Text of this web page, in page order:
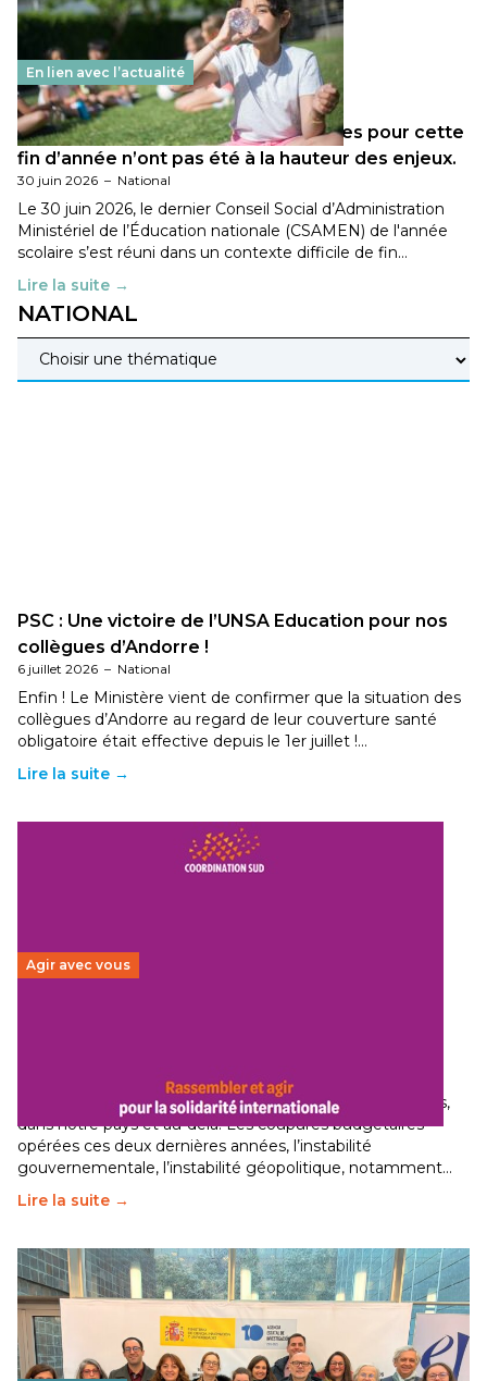
En lien avec l’actualité
Les décisions ministérielles attendues pour cette
fin d’année n’ont pas été à la hauteur des enjeux.
30 juin 2026 – National
Le 30 juin 2026, le dernier Conseil Social d’Administration
Ministériel de l’Éducation nationale (CSAMEN) de l'année
scolaire s’est réuni dans un contexte difficile de fin…
Lire la suite →
NATIONAL
PSC : Une victoire de l’UNSA Education pour nos
collègues d’Andorre !
6 juillet 2026 – National
Enfin ! Le Ministère vient de confirmer que la situation des
collègues d’Andorre au regard de leur couverture santé
obligatoire était effective depuis le 1er juillet !…
Lire la suite →
Agir avec vous
Le secteur humanitaire connaît des difficultés profondes,
dans notre pays et au-delà. Les coupures budgétaires
opérées ces deux dernières années, l’instabilité
gouvernementale, l’instabilité géopolitique, notamment…
Lire la suite →